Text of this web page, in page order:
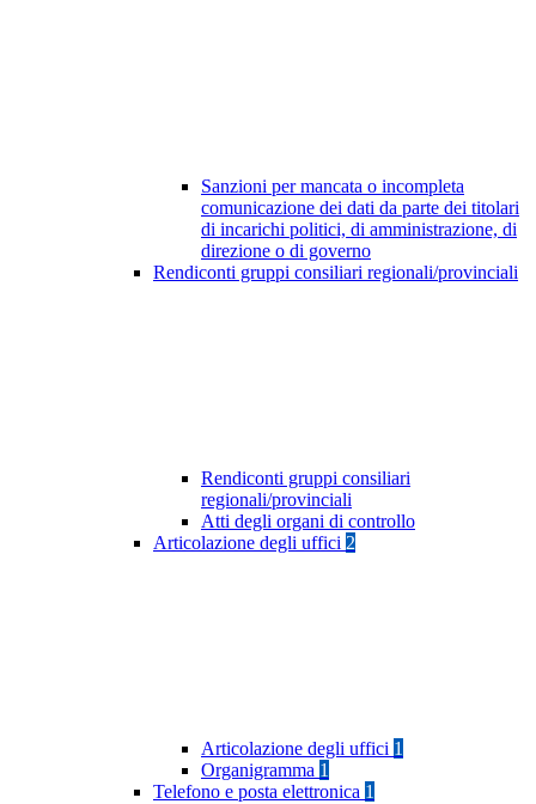
Sanzioni per mancata o incompleta
comunicazione dei dati da parte dei titolari
di incarichi politici, di amministrazione, di
direzione o di governo
Rendiconti gruppi consiliari regionali/provinciali
Rendiconti gruppi consiliari
regionali/provinciali
Atti degli organi di controllo
Articolazione degli uffici 2
Articolazione degli uffici 1
Organigramma 1
Telefono e posta elettronica 1